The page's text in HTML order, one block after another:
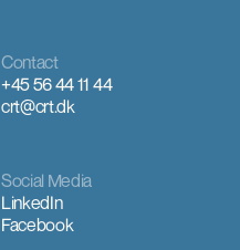
Contact
+45 56 44 11 44
crt@crt.dk
Social Media
LinkedIn
Facebook